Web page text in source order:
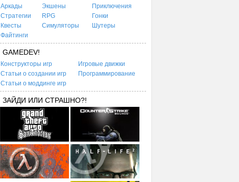
Аркады Экшены
Приключения
Стратегии
RPG
Гонки
Квесты
Симуляторы
Шутеры
Файтинги
GAMEDEV!
Конструкторы игр
Игровые движки
Статьи о создании игр
Программирование
Статьи о моддинге игр
ЗАЙДИ ИЛИ СТРАШНО?!